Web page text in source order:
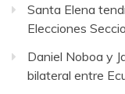
Santa Elena
Elecciones
Daniel Noboa y
bilateral entre